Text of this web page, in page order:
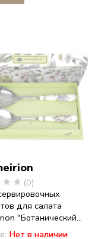
(0)
для салата
"Ботанический...
Нет в наличии